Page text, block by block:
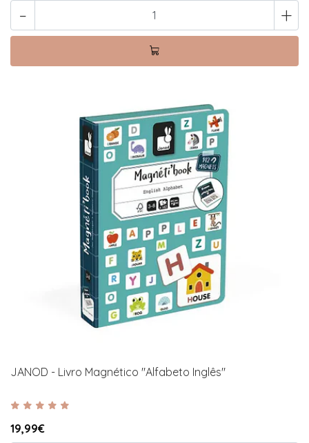
- +
JANOD - Livro Magnético "Alfabeto Inglês"
19,99€